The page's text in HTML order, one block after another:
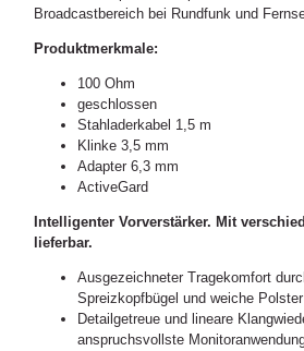
Broadcastbereich bei Rundfunk und
Produktmerkmale:
100 Ohm
geschlossen
Stahladerkabel 1,5 m
Klinke 3,5 mm
Adapter 6,3 mm
ActiveGard
Intelligenter Vorverstärker. Mit
lieferbar.
Ausgezeichneter Tragekomfort
Spreizkopfbügel und weiche Polster
Detailgetreue und lineare
anspruchsvollste